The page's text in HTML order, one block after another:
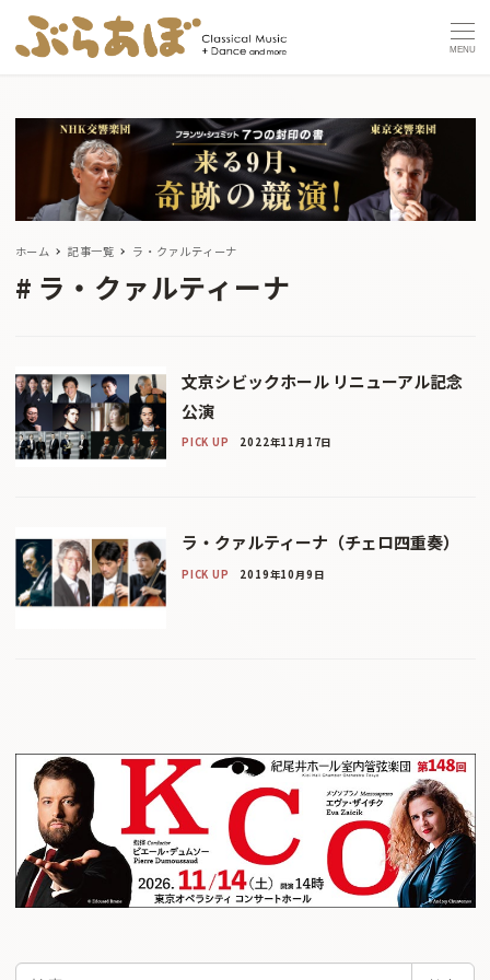
MENU
ホーム 記事一覧 ラ・クァルティーナ
ラ・クァルティーナ
文京シビックホール リニューアル記念
公演
PICK UP 2022年11月17日
ラ・クァルティーナ（チェロ四重奏）
PICK UP 2019年10月9日
検